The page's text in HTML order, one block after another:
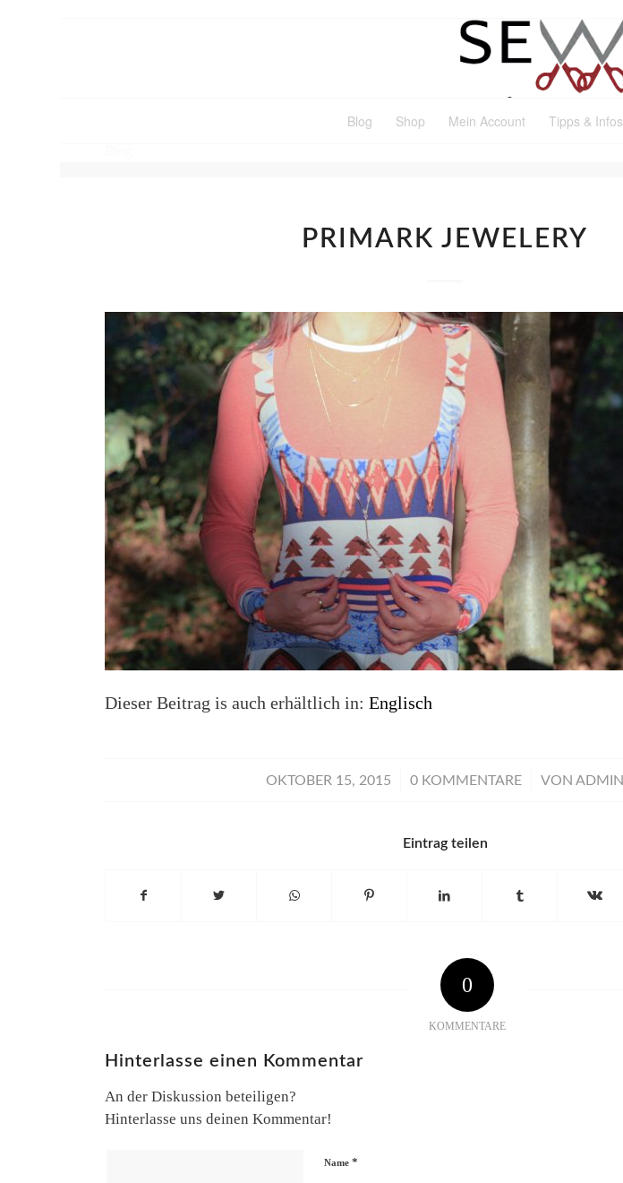
Blog Shop Mein Account Tipps & Infos
PRIMARK JEWELERY
Dieser Beitrag is auch erhältlich in:Englisch
OKTOBER 15, 2015
/ 0 KOMMENTARE
/ VONADMIN
Eintrag teilen
0
KOMMENTARE
Hinterlasse einen Kommentar
An der Diskussion beteiligen?
Hinterlasse uns deinen Kommentar!
Name*